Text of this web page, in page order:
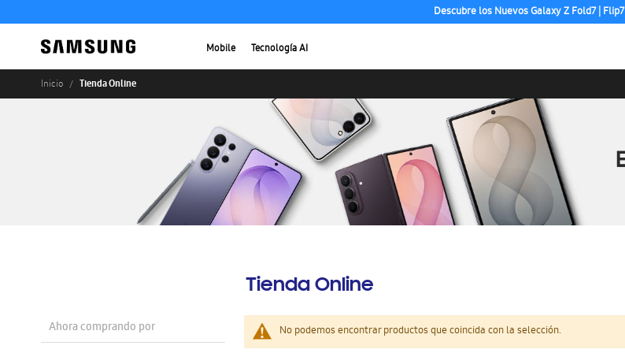
Descubre los Nuevos Galaxy Z Fold7 | Flip7
Mobile Tecnología AI
Inicio Tienda Online
Tienda Online
No podemos encontrar productos que coincida con la selección.
Ahora comprando por